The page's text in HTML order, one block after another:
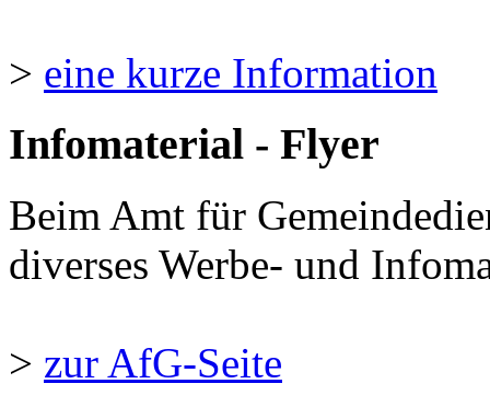
> eine kurze Information
Infomaterial - Flyer
Beim Amt für
diverses Werbe- und
> zur AfG-Seite